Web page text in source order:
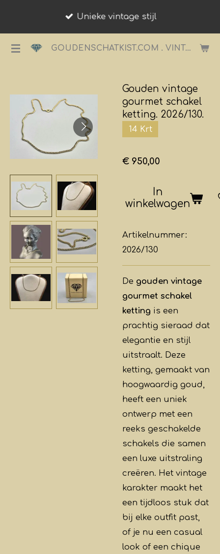
de
GOUDENSCHATKIST.COM . VINTAGE JUWELIER.
Unieke vintage stijl
Gouden vintage
gourmet schakel
ketting. 2026/130.
14 Krt
€ 950,00
In
winkelwagen
Artikelnummer:
2026/130
De gouden vintage
gourmet schakel
ketting is een
prachtig sieraad dat
elegantie en stijl
uitstraalt. Deze
ketting, gemaakt van
hoogwaardig goud,
heeft een uniek
ontwerp met een
reeks geschakelde
schakels die samen
een luxe uitstraling
creëren. Het vintage
karakter maakt het
een tijdloos stuk dat
bij elke outfit past,
of je nu een casual
look of een chique